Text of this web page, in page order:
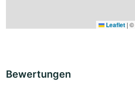
Leaflet | ©
Bewertungen